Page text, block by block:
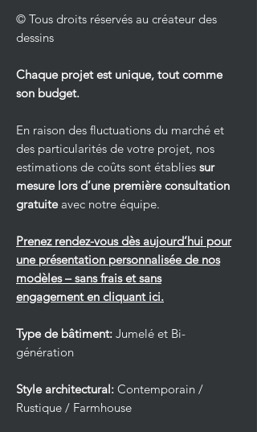
© Tous droits réservés au créateur des
dessins
Chaque projet est unique, tout comme
son budget.
En raison des fluctuations du marché et
des particularités de votre projet, nos
estimations de coûts sont établies sur
mesure lors d’une première consultation
gratuiteavec notre équipe.
Prenez rendez-vous dès aujourd’hui pour
une présentation personnalisée de nos
modèles – sans frais et sans
engagement en cliquant ici.
Type de bâtiment: Jumelé et Bi-
génération
Style architectural: Contemporain /
Rustique / Farmhouse